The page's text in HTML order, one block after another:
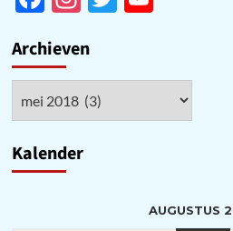
Archieven
Kalender
AUGUSTUS